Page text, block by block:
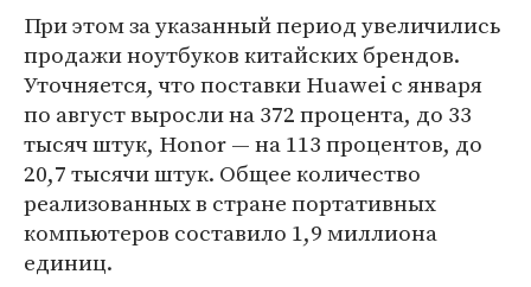
При этом за указанный период увеличились
продажи ноутбуков китайских брендов.
Уточняется, что поставки Huawei с января
по август выросли на 372 процента, до 33
тысяч штук, Honor — на 113 процентов, до
20,7 тысячи штук. Общее количество
реализованных в стране портативных
компьютеров составило 1,9 миллиона
единиц.